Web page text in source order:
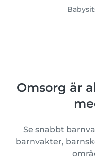
Omsorg är
Se snabbt
barnvakter,